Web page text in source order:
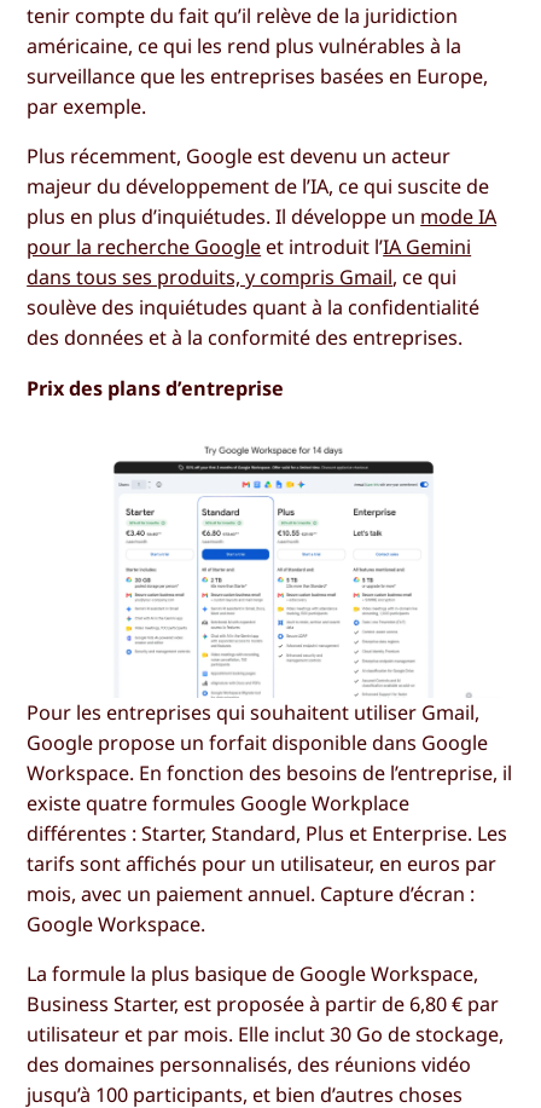
tenir compte du fait qu’il relève de la juridiction
américaine, ce qui les rend plus vulnérables à la
surveillance que les entreprises basées en Europe,
par exemple.
Plus récemment, Google est devenu un acteur
majeur du développement de l’IA, ce qui suscite de
plus en plus d’inquiétudes. Il développe un mode IA
pour la recherche Google et introduit l’IA Gemini
dans tous ses produits, y compris Gmail, ce qui
soulève des inquiétudes quant à la confidentialité
des données et à la conformité des entreprises.
Prix des plans d’entreprise
Pour les entreprises qui souhaitent utiliser Gmail,
Google propose un forfait disponible dans Google
Workspace. En fonction des besoins de l’entreprise, il
existe quatre formules Google Workplace
différentes : Starter, Standard, Plus et Enterprise. Les
tarifs sont affichés pour un utilisateur, en euros par
mois, avec un paiement annuel. Capture d’écran :
Google Workspace.
La formule la plus basique de Google Workspace,
Business Starter, est proposée à partir de 6,80 € par
utilisateur et par mois. Elle inclut 30 Go de stockage,
des domaines personnalisés, des réunions vidéo
jusqu’à 100 participants, et bien d’autres choses